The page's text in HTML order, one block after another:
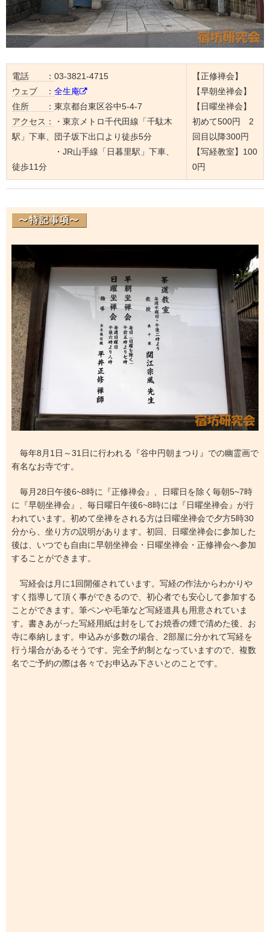
電話 ： 03-3821-4715
ウェブ ： 全生庵
住所 ： 東京都台東区谷中5-4-7
アクセス：
・東京メトロ千代田線「千駄木
駅」下車、団子坂下出口より徒歩5分
・JR山手線「日暮里駅」下車、
徒歩11分
【正修禅会】
【早朝坐禅会】
【日曜坐禅会】
初めて500円 2
回目以降300円
【写経教室】100
0円
毎年8月1日～31日に行われる『谷中円朝まつり』での幽霊画で
有名なお寺です。
毎月28日午後6~8時に『正修禅会』、日曜日を除く毎朝5~7時
に『早朝坐禅会』、毎日曜日午後6~8時には『日曜坐禅会』が行
われています。初めて坐禅をされる方は日曜坐禅会で夕方5時30
分から、坐り方の説明があります。初回、日曜坐禅会に参加した
後は、いつでも自由に早朝坐禅会・日曜坐禅会・正修禅会へ参加
することができます。
写経会は月に1回開催されています。写経の作法からわかりや
すく指導して頂く事ができるので、初心者でも安心して参加する
ことができます。筆ペンや毛筆など写経道具も用意されていま
す。書きあがった写経用紙は封をしてお焼香の煙で清めた後、お
寺に奉納します。申込みが多数の場合、2部屋に分かれて写経を
行う場合があるそうです。完全予約制となっていますので、複数
名でご予約の際は各々でお申込み下さいとのことです。